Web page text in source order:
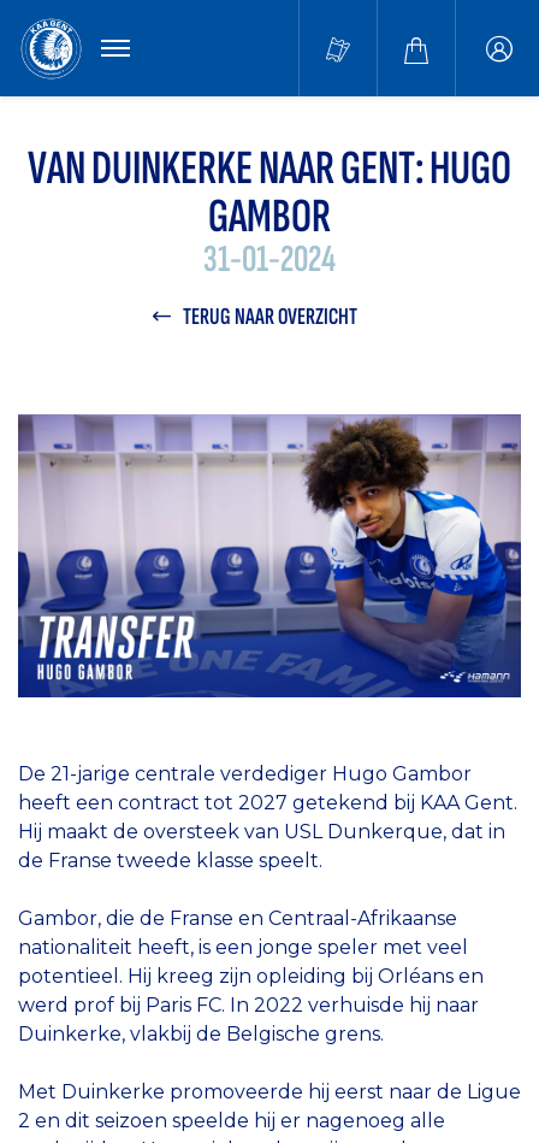
MENU
VAN DUINKERKE NAAR GENT: HUGO
GAMBOR
31-01-2024
TERUG NAAR OVERZICHT
De 21-jarige centrale verdediger Hugo Gambor
heeft een contract tot 2027 getekend bij KAA Gent.
Hij maakt de oversteek van USL Dunkerque, dat in
de Franse tweede klasse speelt.
Gambor, die de Franse en Centraal-Afrikaanse
nationaliteit heeft, is een jonge speler met veel
potentieel. Hij kreeg zijn opleiding bij Orléans en
werd prof bij Paris FC. In 2022 verhuisde hij naar
Duinkerke, vlakbij de Belgische grens.
Met Duinkerke promoveerde hij eerst naar de Ligue
2 en dit seizoen speelde hij er nagenoeg alle